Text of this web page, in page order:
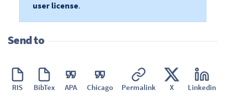
user license.
Send to
RIS BibTex APA Chicago Permalink X Linkedin